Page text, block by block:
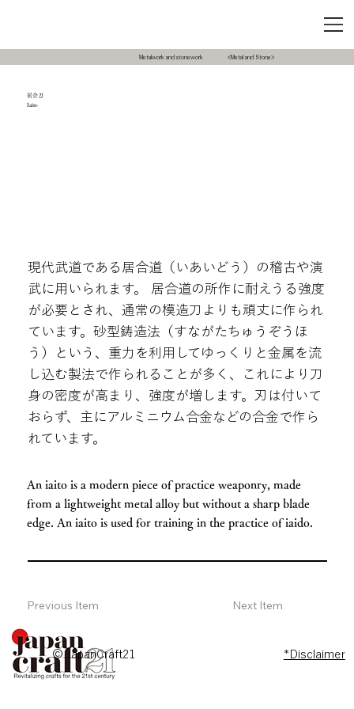
Metalwork and stonework <Metal and Stone>
居合刀
Iaito
現代武道である居合道（いあいどう）の稽古や演
武に用いられます。 居合道の所作に耐えうる強度
が必要とされ、通常の模造刀よりも頑丈に作られ
ています。砂型鋳造法（すながたちゅうぞうほ
う）という、重力を利用してゆっくりと金属を流
し込む製法で作られることが多く、これにより刀
身の密度が高まり、強度が増します。刃は付いて
おらず、主にアルミニウム合金などの合金で作ら
れています。
An iaito is a modern piece of practice weaponry, made
from a lightweight metal alloy but without a sharp blade
edge. An iaito is used for training in the practice of iaido.
Previous Item Next Item
© JapanCraft21 *Disclaimer